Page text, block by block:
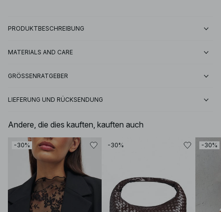
PRODUKTBESCHREIBUNG
MATERIALS AND CARE
GRÖSSENRATGEBER
LIEFERUNG UND RÜCKSENDUNG
Andere, die dies kauften, kauften auch
-30% -30% -30%